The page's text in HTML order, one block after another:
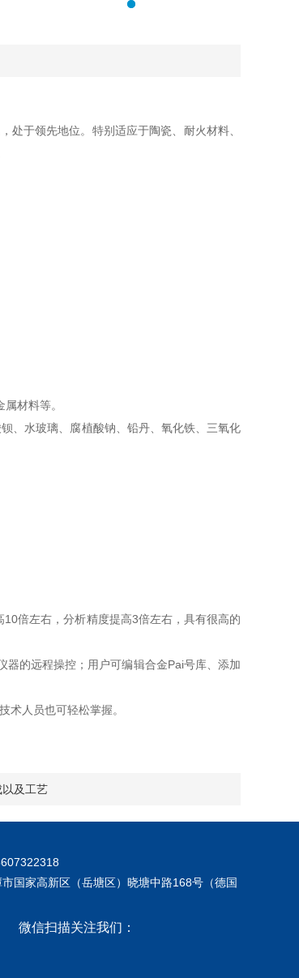
于领先地位。特别适应于陶瓷、耐火材料、
材料等。
、水玻璃、腐植酸钠、铅丹、氧化铁、三氧化
倍左右，分析精度提高3倍左右，具有很高的
的远程操控；用户可编辑合金Pai号库、添加
人员也可轻松掌握。
及工艺
国家高新区（岳塘区）晓塘中路168号（德国
微信扫描关注我们：